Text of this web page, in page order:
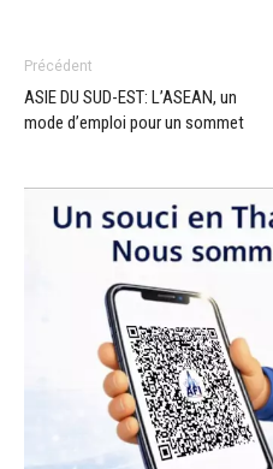
Précédent
ASIE DU SUD-EST: L’ASEAN, un
mode d’emploi pour un sommet